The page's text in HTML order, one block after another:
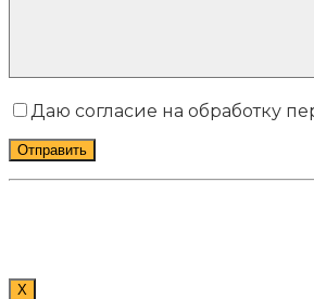
Даю согласие на обработку
X